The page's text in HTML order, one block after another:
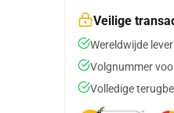
Veilige
Wereldwijde
Volgnummer
Volledige